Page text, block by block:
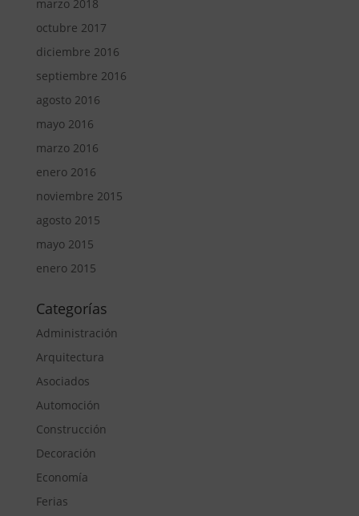
marzo 2018
octubre 2017
diciembre 2016
septiembre 2016
agosto 2016
mayo 2016
marzo 2016
enero 2016
noviembre 2015
agosto 2015
mayo 2015
enero 2015
Categorías
Administración
Arquitectura
Asociados
Automoción
Construcción
Decoración
Economía
Ferias